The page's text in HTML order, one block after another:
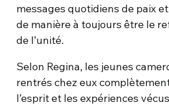
messages quotidiens de paix
de manière à toujours être le
de l’unité.
Selon Regina, les jeunes
rentrés chez eux
l’esprit et les expériences